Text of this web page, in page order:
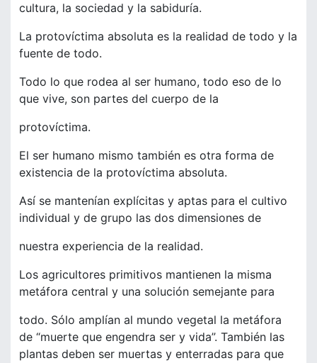
cultura, la sociedad y la sabiduría.
La protovíctima absoluta es la realidad de todo y la
fuente de todo.
Todo lo que rodea al ser humano, todo eso de lo
que vive, son partes del cuerpo de la
protovíctima.
El ser humano mismo también es otra forma de
existencia de la protovíctima absoluta.
Así se mantenían explícitas y aptas para el cultivo
individual y de grupo las dos dimensiones de
nuestra experiencia de la realidad.
Los agricultores primitivos mantienen la misma
metáfora central y una solución semejante para
todo. Sólo amplían al mundo vegetal la metáfora
de “muerte que engendra ser y vida”. También las
plantas deben ser muertas y enterradas para que